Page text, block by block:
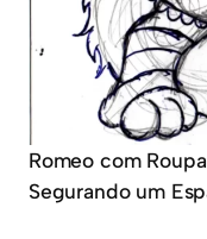
Romeo com
Segurando um